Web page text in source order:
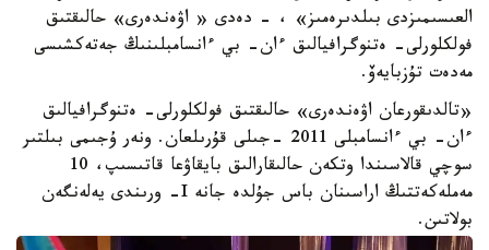
العىسىمىزدى بىلدىرەمىز» ، - دەدى « اۋەندەرى» حالىقتىق
فولكلورلى- ەتنوگرافيالىق ءان- بي ءانسامبلىنىڭ جەتەكشىسى
مەدەت تۇزبايەۆ.
«تالدىقورعان اۋەندەرى» حالىقتىق فولكلورلى- ەتنوگرافيالىق
ءان- بي ءانسامبلى 2011 -جىلى قۇرىلعان. ونەر ۇجىمى بىلتىر
سوچي قالاسىندا وتكەن حالىقارالىق بايقاۋعا قاتىسىپ، 10
مەملەكەتتىڭ اراسىنان باس جۇلدە جانە I- ورىندى يەلەنگەن
بولاتىن.